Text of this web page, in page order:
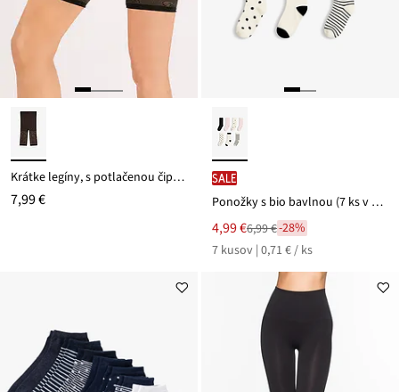
Krátke legíny, s potlačenou čipkou, 110den
7,99 €
SALE
Ponožky s bio bavlnou (7 ks v balení)
Nová
cena
je
4,99 €
Zľava
z
6,99 €-28%
7 kusov | 0,71 € / ks